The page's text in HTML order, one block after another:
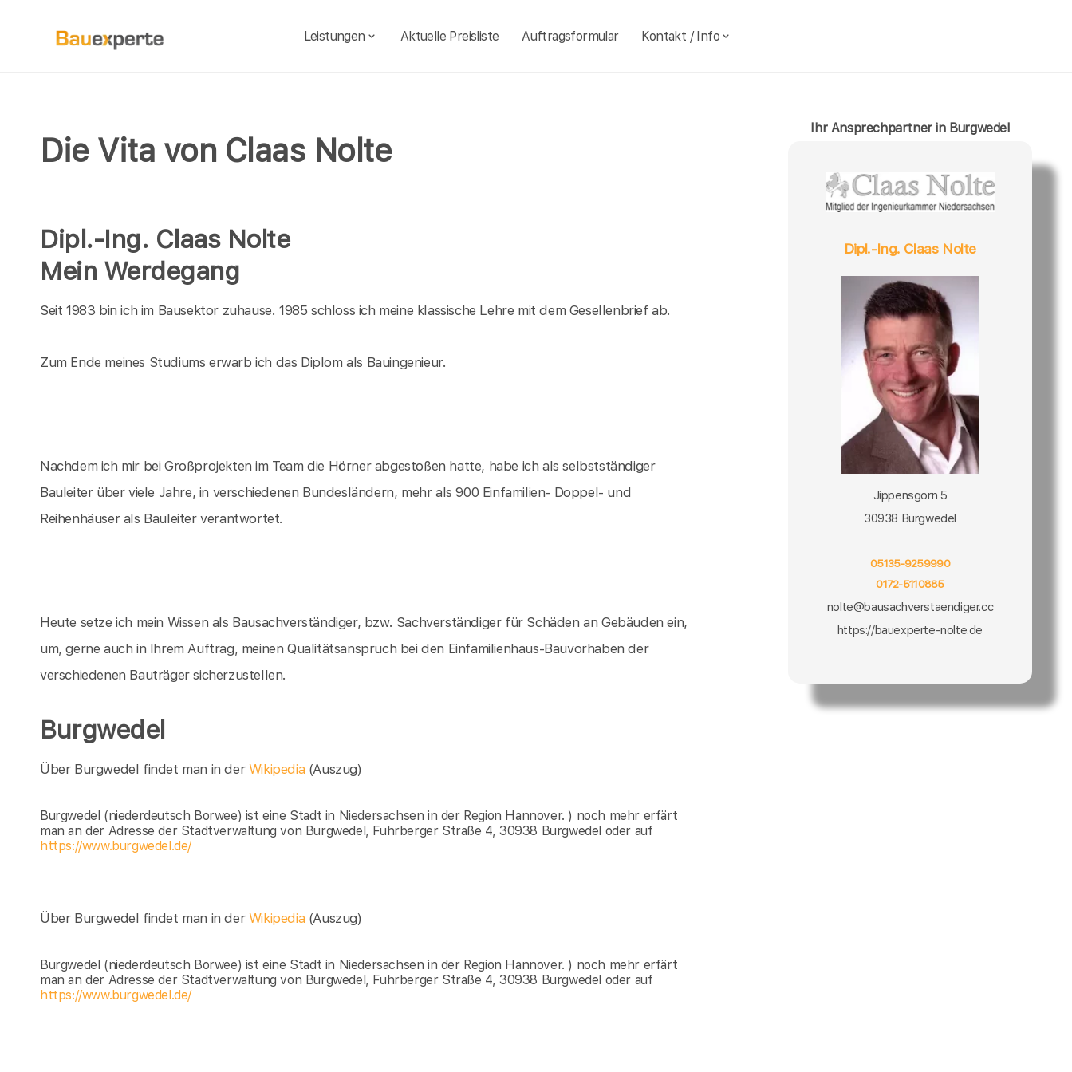
Leistungen Aktuelle Preisliste Auftragsformular Kontakt / Info
Die Vita von Claas Nolte
Dipl.-Ing. Claas Nolte
Mein Werdegang
Seit 1983 bin ich im Bausektor zuhause. 1985 schloss ich meine klassische Lehre mit dem Gesellenbrief ab.
Zum Ende meines Studiums erwarb ich das Diplom als Bauingenieur.
Nachdem ich mir bei Großprojekten im Team die Hörner abgestoßen hatte, habe ich als selbstständiger
Bauleiter über viele Jahre, in verschiedenen Bundesländern, mehr als 900 Einfamilien- Doppel- und
Reihenhäuser als Bauleiter verantwortet.
Heute setze ich mein Wissen als Bausachverständiger, bzw. Sachverständiger für Schäden an Gebäuden ein,
um, gerne auch in Ihrem Auftrag, meinen Qualitätsanspruch bei den Einfamilienhaus-Bauvorhaben der
verschiedenen Bauträger sicherzustellen.
Burgwedel
Über Burgwedel findet man in der Wikipedia (Auszug)
Burgwedel (niederdeutsch Borwee) ist eine Stadt in Niedersachsen in der Region Hannover. ) noch mehr erfärt
man an der Adresse der Stadtverwaltung von Burgwedel, Fuhrberger Straße 4, 30938 Burgwedel oder auf
https://www.burgwedel.de/
Über Burgwedel findet man in der Wikipedia (Auszug)
Burgwedel (niederdeutsch Borwee) ist eine Stadt in Niedersachsen in der Region Hannover. ) noch mehr erfärt
man an der Adresse der Stadtverwaltung von Burgwedel, Fuhrberger Straße 4, 30938 Burgwedel oder auf
https://www.burgwedel.de/
Ihr Ansprechpartner in Burgwedel
Dipl.-Ing. Claas Nolte
Jippensgorn 5
30938 Burgwedel
05135-9259990
0172-5110885
nolte@bausachverstaendiger.cc
https://bauexperte-nolte.de